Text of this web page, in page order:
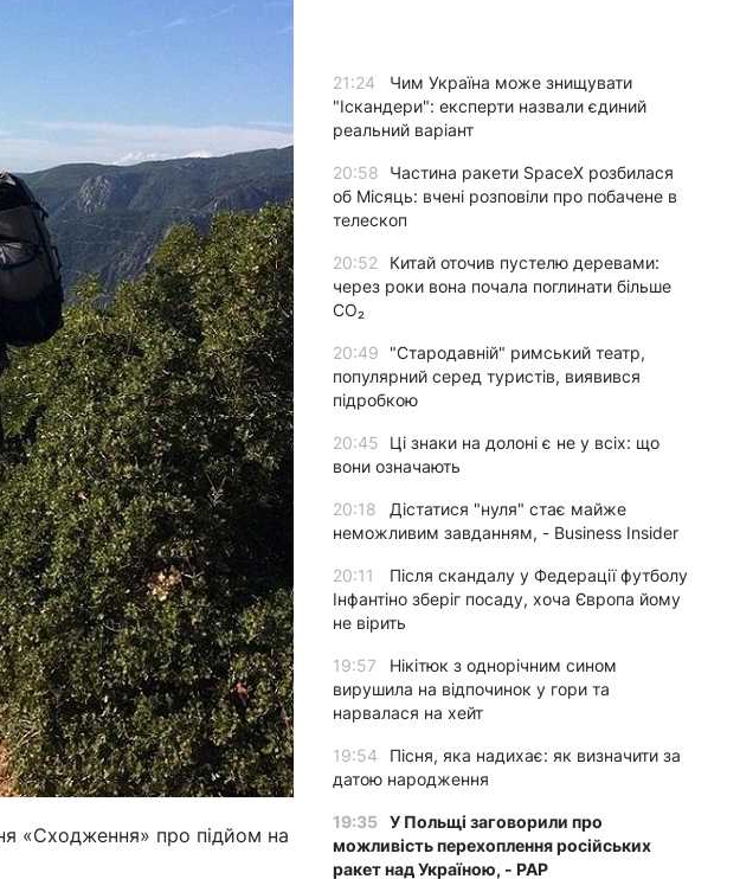
«Сходження» про підйом на
21:24
Чим Україна може знищувати
"Іскандери": експерти назвали єдиний
реальний варіант
20:58
Частина ракети SpaceX розбилася
об Місяць: вчені розповіли про побачене в
телескоп
20:52
Китай оточив пустелю деревами:
через роки вона почала поглинати більше
CO₂
20:49
"Стародавній" римський театр,
популярний серед туристів, виявився
підробкою
20:45
Ці знаки на долоні є не у всіх: що
вони означають
20:18
Дістатися "нуля" стає майже
неможливим завданням, - Business Insider
20:11
Після скандалу у Федерації футболу
Інфантіно зберіг посаду, хоча Європа йому
не вірить
19:57
Нікітюк з однорічним сином
вирушила на відпочинок у гори та
нарвалася на хейт
19:54
Пісня, яка надихає: як визначити за
датою народження
19:35 У Польщі заговорили про
можливість перехоплення російських
ракет над Україною, - PAP